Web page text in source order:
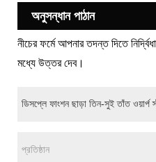
অনুসন্ধান পাঠান
নীচের ফর্মে আপনার তদন্ত দিতে
মধ্যে উত্তর দেব।